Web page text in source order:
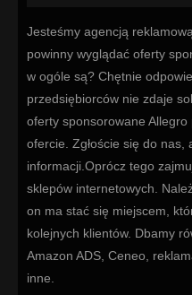
Jesteśmy agencją
powinny wyglądać oferty
w ogóle są? Chętnie
przedsiębiorców nie zdaje
oferty sponsorowane
ofercie. Zgłoście się do nas,
informacji.Oprócz tego
sklepów internetowych.
on ma stać się miejscem,
kolejnych klientów. Dbamy
Amazon ADS, Ceneo,
inne.